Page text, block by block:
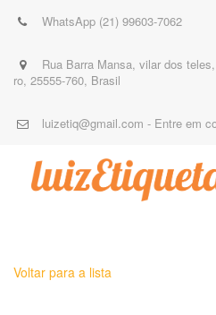
WhatsApp (21) 99603-7062
Rua Barra Mansa, vilar dos teles,
ro, 25555-760, Brasil
luizetiq@gmail.com - Entre em
Voltar para a lista